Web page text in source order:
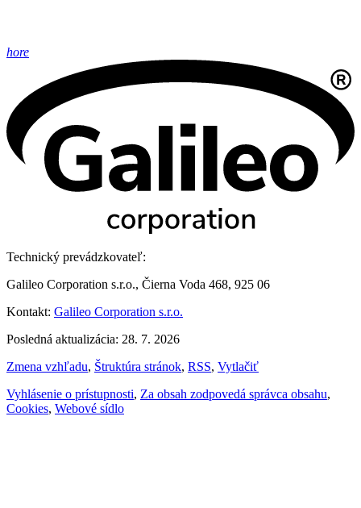
hore
Technický prevádzkovateľ:
Galileo Corporation s.r.o., Čierna Voda 468, 925 06
Kontakt: Galileo Corporation s.r.o.
Posledná aktualizácia: 28. 7. 2026
Zmena vzhľadu, Štruktúra stránok, RSS, Vytlačiť
Vyhlásenie o prístupnosti, Za obsah zodpovedá správca obsahu,
Cookies, Webové sídlo